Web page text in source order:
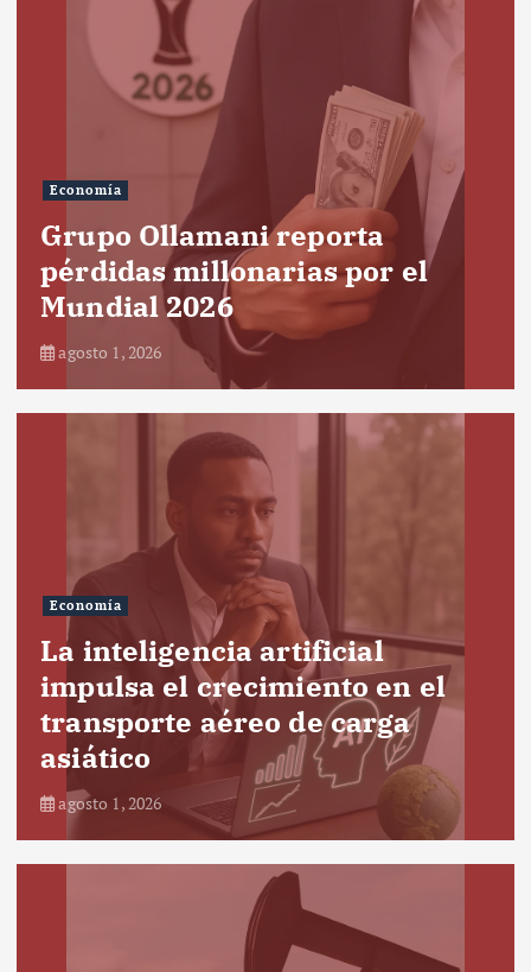
Economía
Grupo Ollamani reporta
pérdidas millonarias por el
Mundial 2026
agosto 1, 2026
Economía
La inteligencia artificial
impulsa el crecimiento en el
transporte aéreo de carga
asiático
agosto 1, 2026